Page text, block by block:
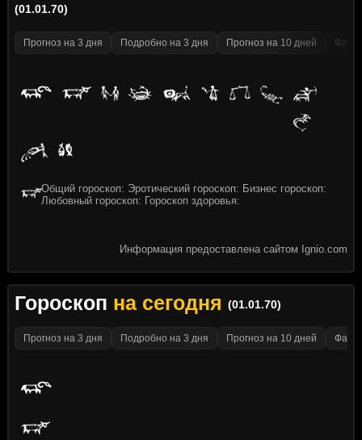
(01.01.70)
Прогноз на 3 дня Подробно на 3 дня Прогноз на 10 дней
Общий гороскоп: Эротический гороскоп: Бизнес гороскоп:
Любовный гороскоп: Гороскоп здоровья:
Информация предоставлена сайтом Ignio.com
Гороскоп на сегодня (01.01.70)
Прогноз на 3 дня Подробно на 3 дня Прогноз на 10 дней